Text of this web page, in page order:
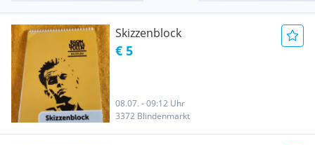
Skizzenblock
€ 5
08.07. - 09:12 Uhr
3372 Blindenmarkt